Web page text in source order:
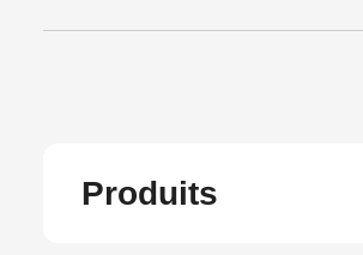
Produits